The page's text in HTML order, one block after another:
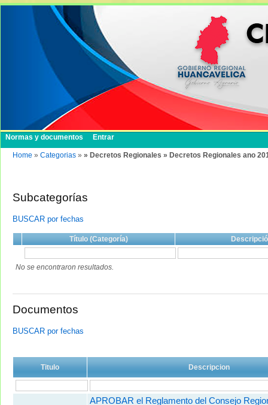
Normas y documentos Entrar
Home » Categorias » » Decretos Regionales » Decretos Regionales ano
Subcategorías
BUSCAR por fechas
Título (Categoría)
No se encontraron resultados.
Documentos
BUSCAR por fechas
Titulo Descripcion
APROBAR el Reglamento del Consejo